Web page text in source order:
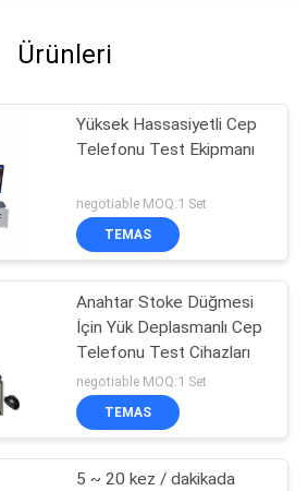
Ürünleri
Yüksek Hassasiyetli Cep
Telefonu Test Ekipmanı
negotiable MOQ:1 Set
TEMAS
Anahtar Stoke Düğmesi
İçin Yük Deplasmanlı Cep
Telefonu Test Cihazları
negotiable MOQ:1 Set
TEMAS
5 ~ 20 kez / dakikada